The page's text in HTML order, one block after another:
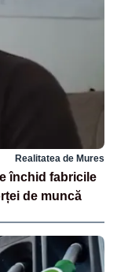
Realitatea de Mures
închid fabricile
de muncă